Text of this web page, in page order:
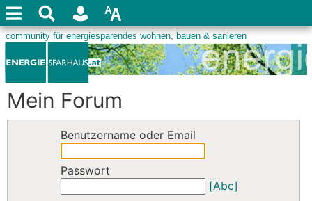
Mein Forum
Benutzername oder Email
Passwort
[Abc]